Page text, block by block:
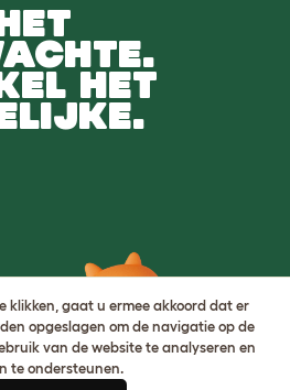
HET
klikken, gaat u ermee akkoord dat er
opgeslagen om de navigatie op de
van de website te analyseren en
te ondersteunen.